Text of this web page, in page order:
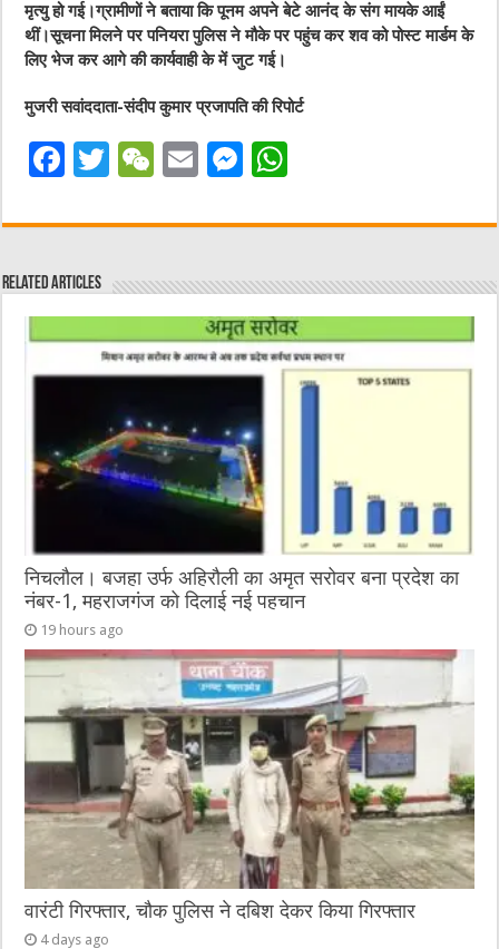
मृत्यु हो गई।ग्रामीणों ने बताया कि पूनम अपने बेटे आनंद के संग मायके आईं
थीं।सूचना मिलने पर पनियरा पुलिस ने मौके पर पहुंच कर शव को पोस्ट मार्डम के
लिए भेज कर आगे की कार्यवाही के में जुट गई।
मुजरी सवांददाता-संदीप कुमार प्रजापति की रिपोर्ट
F
c
e
b
o
o
T
it
r
W
C
at
E
ai
M
ss
n
g
er
at
A
p
p
Related Articles
निचलौल। बजहा उर्फ अहिरौली का अमृत सरोवर बना प्रदेश का
नंबर-1, महराजगंज को दिलाई नई पहचान
19 hours ago
वारंटी गिरफ्तार, चौक पुलिस ने दबिश देकर किया गिरफ्तार
4 days ago